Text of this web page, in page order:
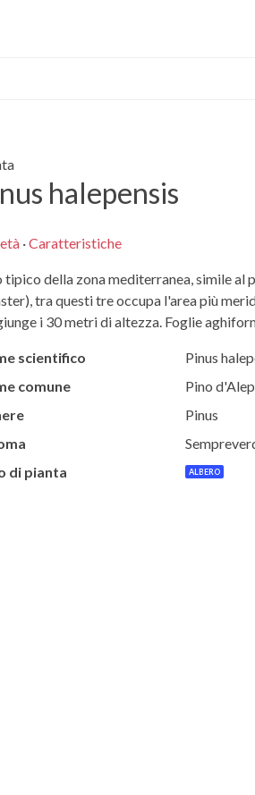
halepensis
·Caratteristiche
tipico della zona mediterranea, simile al
tra questi tre occupa l'area più
i 30 metri di altezza. Foglie
scientifico
Pinus
comune
Pino
Pinus
di pianta
ALBERO